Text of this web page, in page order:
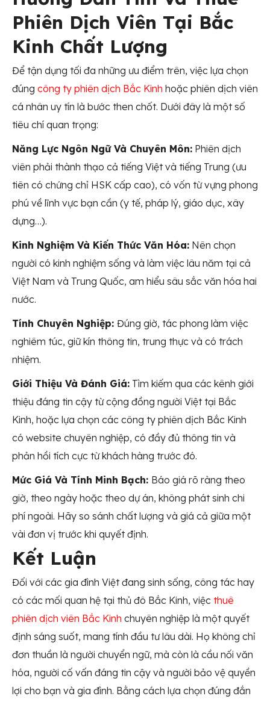
Phiên Dịch Viên Tại Bắc
Kinh Chất Lượng
Để tận dụng tối đa những ưu điểm trên, việc lựa chọn
đúng công ty phiên dịch Bắc Kinh hoặc phiên dịch viên
cá nhân uy tín là bước then chốt. Dưới đây là một số
tiêu chí quan trọng:
Năng Lực Ngôn Ngữ Và Chuyên Môn: Phiên dịch
viên phải thành thạo cả tiếng Việt và tiếng Trung (ưu
tiên có chứng chỉ HSK cấp cao), có vốn từ vựng phong
phú về lĩnh vực bạn cần (y tế, pháp lý, giáo dục, xây
dựng…).
Kinh Nghiệm Và Kiến Thức Văn Hóa: Nên chọn
người có kinh nghiệm sống và làm việc lâu năm tại cả
Việt Nam và Trung Quốc, am hiểu sâu sắc văn hóa hai
nước.
Tính Chuyên Nghiệp: Đúng giờ, tác phong làm việc
nghiêm túc, giữ kín thông tin, trung thực và có trách
nhiệm.
Giới Thiệu Và Đánh Giá: Tìm kiếm qua các kênh giới
thiệu đáng tin cậy từ cộng đồng người Việt tại Bắc
Kinh, hoặc lựa chọn các công ty phiên dịch Bắc Kinh
có website chuyên nghiệp, có đầy đủ thông tin và
phản hồi tích cực từ khách hàng trước đó.
Mức Giá Và Tính Minh Bạch: Báo giá rõ ràng theo
giờ, theo ngày hoặc theo dự án, không phát sinh chi
phí ngoài. Hãy so sánh chất lượng và giá cả giữa một
vài đơn vị trước khi quyết định.
Kết Luận
Đối với các gia đình Việt đang sinh sống, công tác hay
có các mối quan hệ tại thủ đô Bắc Kinh, việc thuê
phiên dịch viên Bắc Kinh chuyên nghiệp là một quyết
định sáng suốt, mang tính đầu tư lâu dài. Họ không chỉ
đơn thuần là người chuyển ngữ, mà còn là cầu nối văn
hóa, người cố vấn đáng tin cậy và người bảo vệ quyền
lợi cho bạn và gia đình. Bằng cách lựa chọn đúng đắn